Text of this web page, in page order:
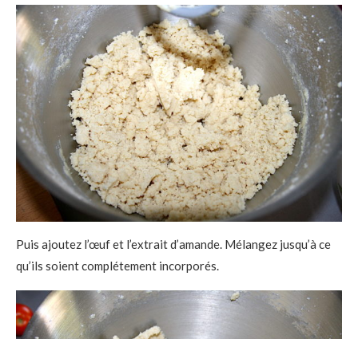
Puis ajoutez l’œuf et l’extrait d’amande. Mélangez jusqu’à ce
qu’ils soient complétement incorporés.